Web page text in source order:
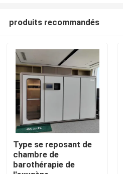
Maison
Produits
vidéos
produits recommandés
Type se reposant de
chambre de
barothérapie de